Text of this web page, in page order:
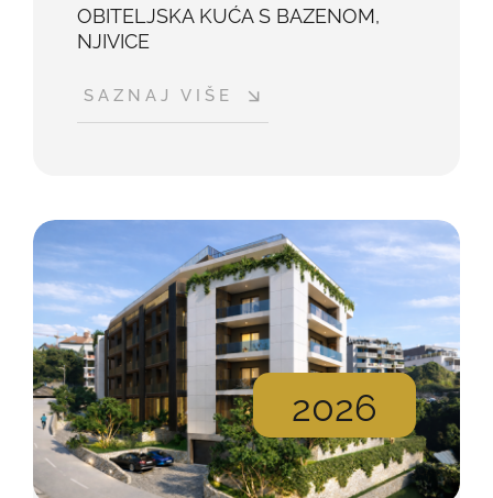
OBITELJSKA KUĆA S BAZENOM,
NJIVICE
SAZNAJ VIŠE
2026